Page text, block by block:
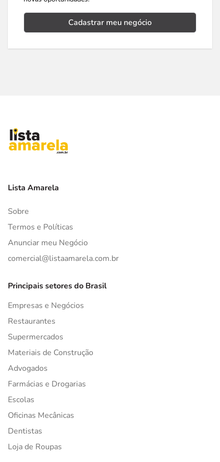
Cadastrar meu negócio
Lista Amarela
Sobre
Termos e Políticas
Anunciar meu Negócio
comercial@listaamarela.com.br
Principais setores do Brasil
Empresas e Negócios
Restaurantes
Supermercados
Materiais de Construção
Advogados
Farmácias e Drogarias
Escolas
Oficinas Mecânicas
Dentistas
Loja de Roupas